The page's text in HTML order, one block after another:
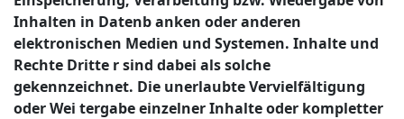
Inhalten in Datenb anken oder anderen
elektronischen Medien und Systemen. Inhalte und
Rechte Dritte r sind dabei als solche
gekennzeichnet. Die unerlaubte Vervielfältigung
oder Wei tergabe einzelner Inhalte oder kompletter